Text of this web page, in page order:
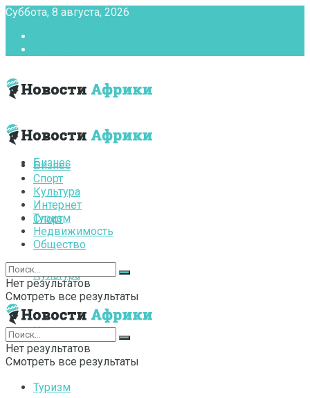
Суббота, 8 августа, 2026
Бизнес
Спорт
Культура
Интернет
Туризм
Бизнес
Спорт
Культура
Интернет
Туризм
Недвижимость
Общество
Нет результатов
Смотреть все результаты
Нет результатов
Смотреть все результаты